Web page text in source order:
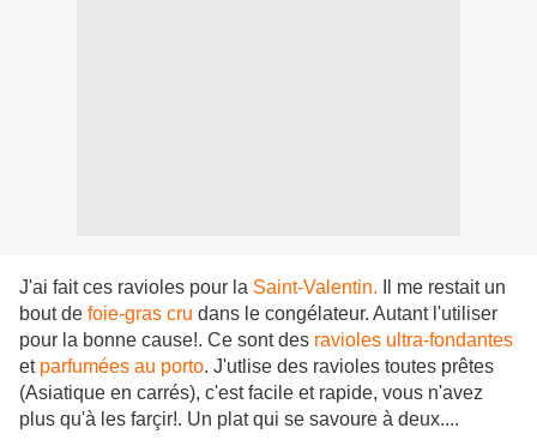
J'ai fait ces ravioles pour la Saint-Valentin. Il me restait un
bout de foie-gras cru dans le congélateur. Autant l'utiliser
pour la bonne cause!. Ce sont des ravioles ultra-fondantes
et parfumées au porto. J'utlise des ravioles toutes prêtes
(Asiatique en carrés), c'est facile et rapide, vous n'avez
plus qu'à les farçir!. Un plat qui se savoure à deux....